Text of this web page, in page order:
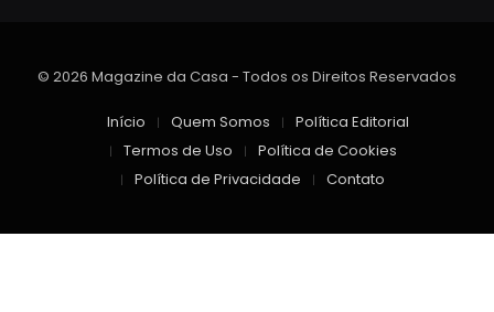
© 2026 Magazine da Casa - Todos os Direitos Reservados
Início Quem Somos
Política Editorial
Termos de Uso
Política de Cookies
Política de Privacidade
Contato